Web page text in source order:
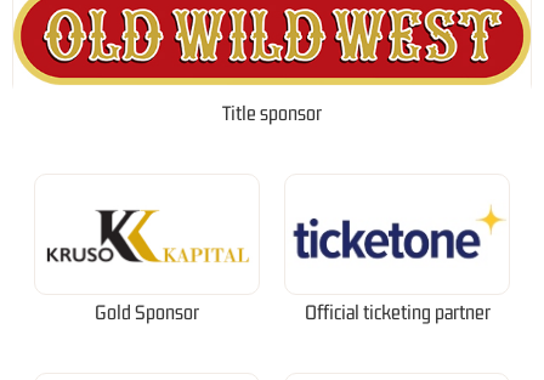
Title sponsor
Gold Sponsor Official ticketing partner